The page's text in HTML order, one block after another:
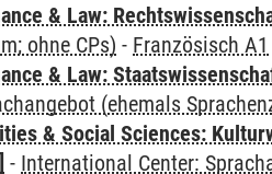
& Law:
ohne CPs) - Französisch A1
& Law:
(ehemals
& Social Sciences:
- International Center: